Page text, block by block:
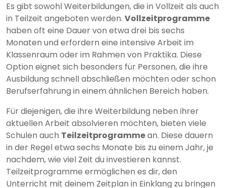
Es gibt sowohl Weiterbildungen, die in Vollzeit als auch
in Teilzeit angeboten werden. Vollzeitprogramme
haben oft eine Dauer von etwa drei bis sechs
Monaten und erfordern eine intensive Arbeit im
Klassenraum oder im Rahmen von Praktika. Diese
Option eignet sich besonders für Personen, die ihre
Ausbildung schnell abschließen möchten oder schon
Berufserfahrung in einem ähnlichen Bereich haben.
Für diejenigen, die ihre Weiterbildung neben ihrer
aktuellen Arbeit absolvieren möchten, bieten viele
Schulen auch Teilzeitprogrammean. Diese dauern
in der Regel etwa sechs Monate bis zu einem Jahr, je
nachdem, wie viel Zeit du investieren kannst.
Teilzeitprogramme ermöglichen es dir, den
Unterricht mit deinem Zeitplan in Einklang zu bringen